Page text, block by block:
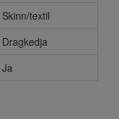
Skinn/textil
Dragkedja
Ja